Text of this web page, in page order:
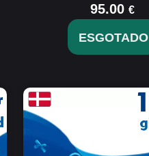
95.00 €
ESGOTADO